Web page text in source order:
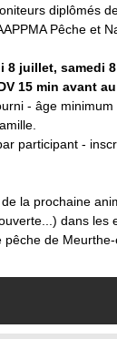
diplômés
Pêche et
8 juillet, samedi
15 min avant
- âge
participant -
la prochaine
dans les
pêche de